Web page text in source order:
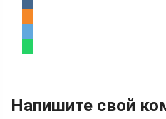
Напишите свой